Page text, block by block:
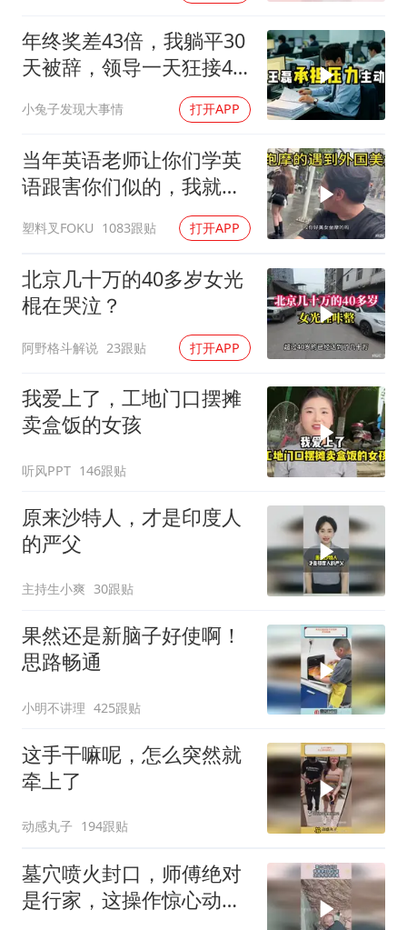
年终奖差43倍，我躺平30
天被辞，领导一天狂接47
小兔子发现大事情 打开APP
当年英语老师让你们学英
语跟害你们似的，我就是
塑料叉FOKU 1083跟贴 打开APP
北京几十万的40多岁女光
棍在哭泣？
阿野格斗解说 23跟贴 打开APP
我爱上了，工地门口摆摊
卖盒饭的女孩
听风PPT 146跟贴
原来沙特人，才是印度人
的严父
主持生小爽 30跟贴
果然还是新脑子好使啊！
思路畅通
小明不讲理 425跟贴
这手干嘛呢，怎么突然就
牵上了
动感丸子 194跟贴
墓穴喷火封口，师傅绝对
是行家，这操作惊心动